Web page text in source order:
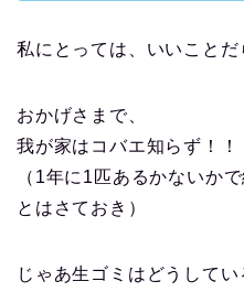
私にとっては、いいことだ
おかげさまで、
我が家はコバエ知らず！！
（1年に1匹あるかないか
とはさておき）
じゃあ生ゴミはどうしてい